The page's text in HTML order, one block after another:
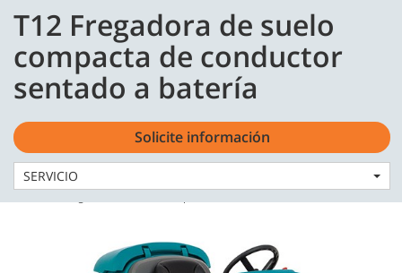
content
navigation
menu
Español - ES
Home Máquinas
T12 Fregadora de suelo
compacta de conductor
sentado a batería
Solicite información
SERVICIO